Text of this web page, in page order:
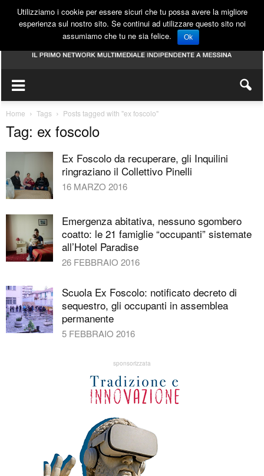
Home Tags Posts tagged with "ex foscolo"
Tag: ex foscolo
Ex Foscolo da recuperare, gli Inquilini
ringraziano il Collettivo Pinelli
16 MARZO 2016
Emergenza abitativa, nessuno sgombero
coatto: le 21 famiglie “occupanti” sistemate
all’Hotel Paradise
26 FEBBRAIO 2016
Scuola Ex Foscolo: notificato decreto di
sequestro, gli occupanti in assemblea
permanente
5 FEBBRAIO 2016
sponsorizzata
Utilizziamo i cookie per essere sicuri che tu possa avere la migliore
esperienza sul nostro sito. Se continui ad utilizzare questo sito noi
assumiamo che tu ne sia felice.
Ok